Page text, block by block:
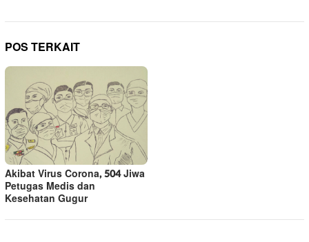
POS TERKAIT
Akibat Virus Corona, 504 Jiwa
Petugas Medis dan
Kesehatan Gugur